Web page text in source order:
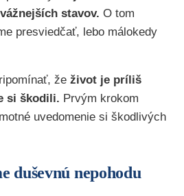
stavov. O tom
presviedčať, lebo málokedy
že život je príliš
si škodili. Prvým krokom
uvedomenie si škodlivých
duševnú nepohodu